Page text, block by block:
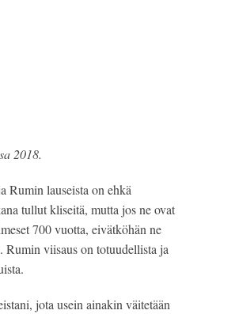
2018.
Rumin lauseista on ehkä
tullut kliseitä, mutta jos ne ovat
700 vuotta, eivätköhän ne
Rumin viisaus on totuudellista ja
jota usein ainakin väitetään